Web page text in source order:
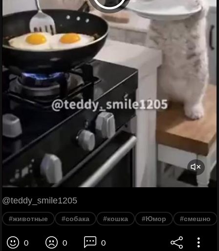
@teddy_smile1205
#животные #собака #кошка #Юмор #смешно
0 0 0